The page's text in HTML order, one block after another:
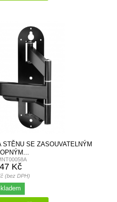
STĚNU SE ZASOUVATELNÝM
Kč
(bez DPH)